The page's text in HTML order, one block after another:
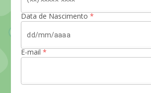
Data de Nascimento *
E-mail *